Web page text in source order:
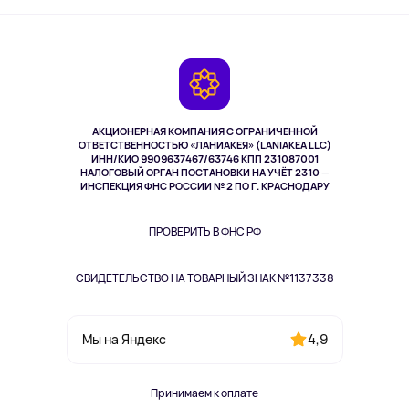
АКЦИОНЕРНАЯ КОМПАНИЯ С ОГРАНИЧЕННОЙ
ОТВЕТСТВЕННОСТЬЮ «ЛАНИАКЕЯ» (LANIAKEA LLC)
ИНН/КИО 9909637467/63746 КПП 231087001
НАЛОГОВЫЙ ОРГАН ПОСТАНОВКИ НА УЧЁТ 2310 —
ИНСПЕКЦИЯ ФНС РОССИИ № 2 ПО Г. КРАСНОДАРУ
ПРОВЕРИТЬ В ФНС РФ
СВИДЕТЕЛЬСТВО НА ТОВАРНЫЙ ЗНАК №1137338
Мы на Яндекс 4,9
Принимаем к оплате
Здоровье питомцев
Одежда и аксессуары